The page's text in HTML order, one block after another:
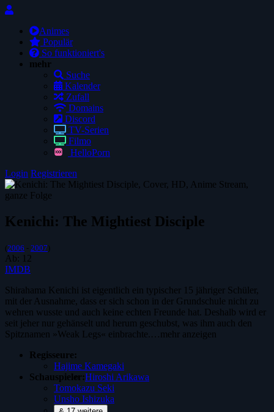
Animes
Populär
So funktioniert's
mehr
Suche
Kalender
Zufall
Domains
Discord
TV-Serien
Filmo
HelloPorn
Login Registrieren
Kenichi: The Mightiest Disciple
(2006 - 2007 )
Ab: 12
IMDB
Shirahama Kenichi ist eigentlich ein typischer 15 jähriger Schüler,
mit der Ausnahme, dass er sich schon in der Grundschule nicht zu
wehren wusste und auch keine echten Freunde hat. Deshalb wird er
seit jeher nur gehänselt und herum geschubst, was ihm auch den
Spitznamen »Weak Legs« einbrachte.…mehr anzeigen
Regisseure:
Hajime Kamegaki
Schauspieler:Hiroshi Arikawa
Tomokazu Seki
Unsho Ishizuka